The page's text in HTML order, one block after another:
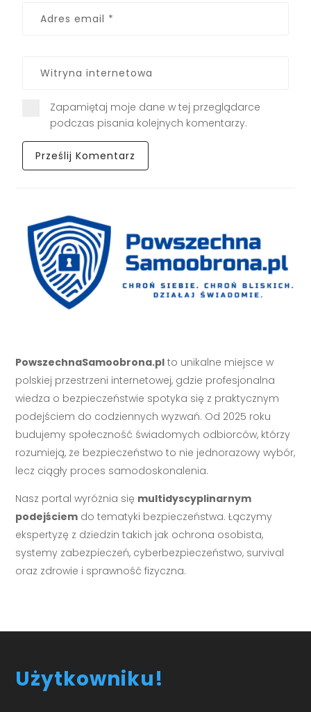
Zapamiętaj moje dane w tej przeglądarce
podczas pisania kolejnych komentarzy.
PowszechnaSamoobrona.pl to unikalne miejsce w
polskiej przestrzeni internetowej, gdzie profesjonalna
wiedza o bezpieczeństwie spotyka się z praktycznym
podejściem do codziennych wyzwań. Od 2025 roku
budujemy społeczność świadomych odbiorców, którzy
rozumieją, że bezpieczeństwo to nie jednorazowy wybór,
lecz ciągły proces samodoskonalenia.
Nasz portal wyróżnia się multidyscyplinarnym
podejściem do tematyki bezpieczeństwa. Łączymy
ekspertyzę z dziedzin takich jak ochrona osobista,
systemy zabezpieczeń, cyberbezpieczeństwo, survival
oraz zdrowie i sprawność fizyczna.
Użytkowniku!